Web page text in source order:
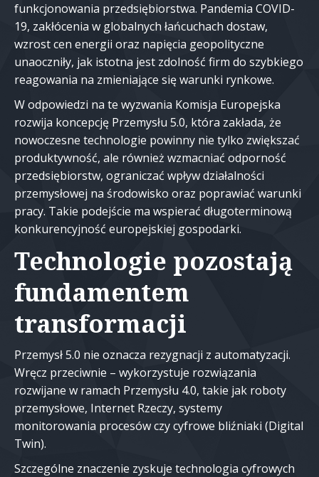
funkcjonowania przedsiębiorstwa. Pandemia COVID-
19, zakłócenia w globalnych łańcuchach dostaw,
wzrost cen energii oraz napięcia geopolityczne
unaoczniły, jak istotna jest zdolność firm do szybkiego
reagowania na zmieniające się warunki rynkowe.
W odpowiedzi na te wyzwania Komisja Europejska
rozwija koncepcję Przemysłu 5.0, która zakłada, że
nowoczesne technologie powinny nie tylko zwiększać
produktywność, ale również wzmacniać odporność
przedsiębiorstw, ograniczać wpływ działalności
przemysłowej na środowisko oraz poprawiać warunki
pracy. Takie podejście ma wspierać długoterminową
konkurencyjność europejskiej gospodarki.
Technologie pozostają
fundamentem
transformacji
Przemysł 5.0 nie oznacza rezygnacji z automatyzacji.
Wręcz przeciwnie – wykorzystuje rozwiązania
rozwijane w ramach Przemysłu 4.0, takie jak roboty
przemysłowe, Internet Rzeczy, systemy
monitorowania procesów czy cyfrowe bliźniaki (Digital
Twin).
Szczególne znaczenie zyskuje technologia cyfrowych